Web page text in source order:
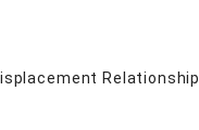
Relationship